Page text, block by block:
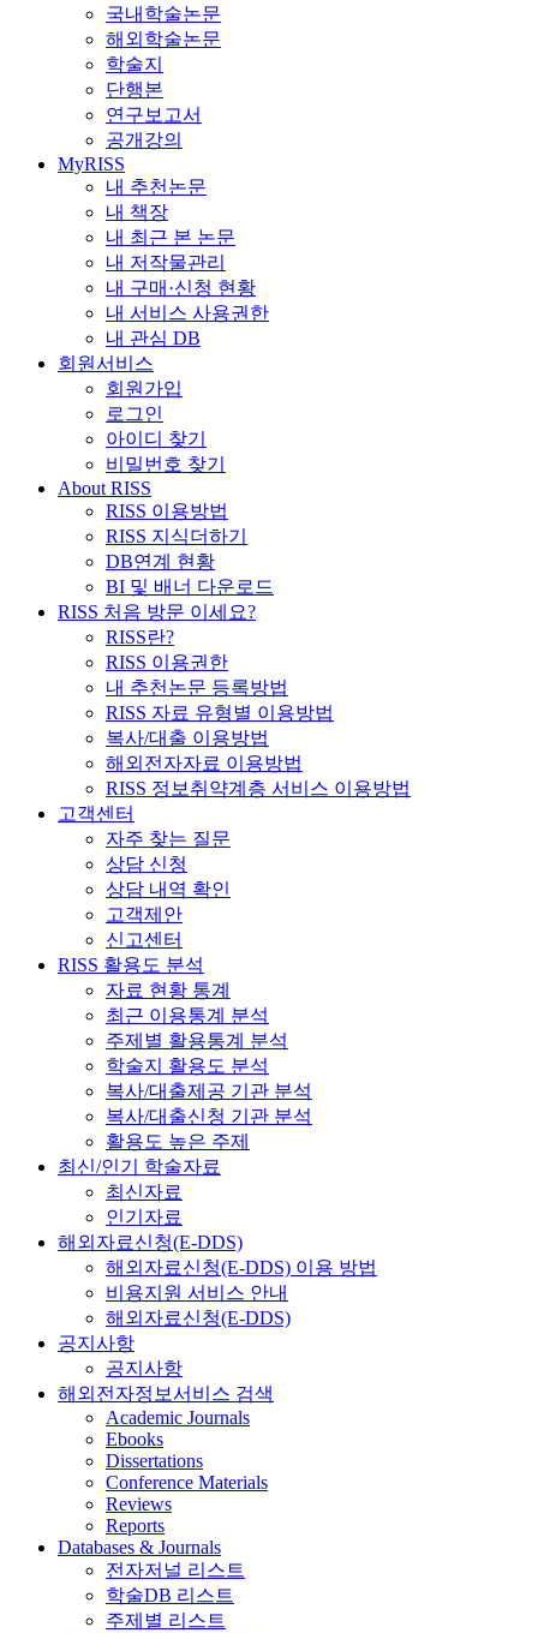
국내학술논문
해외학술논문
학술지
단행본
연구보고서
공개강의
MyRISS
내 추천논문
내 책장
내 최근 본 논문
내 저작물관리
내 구매·신청 현황
내 서비스 사용권한
내 관심 DB
회원서비스
회원가입
로그인
아이디 찾기
비밀번호 찾기
About RISS
RISS 이용방법
RISS 지식더하기
DB연계 현황
BI 및 배너 다운로드
RISS 처음 방문 이세요?
RISS란?
RISS 이용권한
내 추천논문 등록방법
RISS 자료 유형별 이용방법
복사/대출 이용방법
해외전자자료 이용방법
RISS 정보취약계층 서비스 이용방법
고객센터
자주 찾는 질문
상담 신청
상담 내역 확인
고객제안
신고센터
RISS 활용도 분석
자료 현황 통계
최근 이용통계 분석
주제별 활용통계 분석
학술지 활용도 분석
복사/대출제공 기관 분석
복사/대출신청 기관 분석
활용도 높은 주제
최신/인기 학술자료
최신자료
인기자료
해외자료신청(E-DDS)
해외자료신청(E-DDS) 이용 방법
비용지원 서비스 안내
해외자료신청(E-DDS)
공지사항
공지사항
해외전자정보서비스 검색
Academic Journals
Ebooks
Dissertations
Conference Materials
Reviews
Reports
Databases & Journals
전자저널 리스트
학술DB 리스트
주제별 리스트